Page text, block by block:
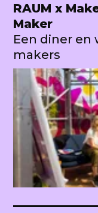
RAUM x
Maker
Een diner en
makers